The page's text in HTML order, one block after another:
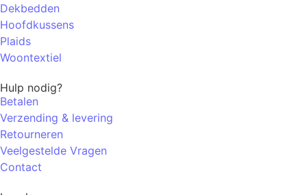
Dekbedden
Hoofdkussens
Plaids
Woontextiel
Hulp nodig?
Betalen
Verzending & levering
Retourneren
Veelgestelde Vragen
Contact